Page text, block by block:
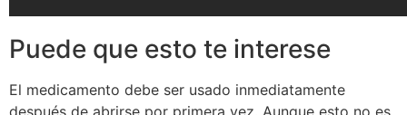
Puede que esto te interese
El medicamento debe ser usado inmediatamente
después de abrirse por primera vez. Aunque esto no es